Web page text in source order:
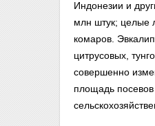
Индонезии и
млн штук; целые
комаров.
цитрусовых,
совершенно
площадь посевов